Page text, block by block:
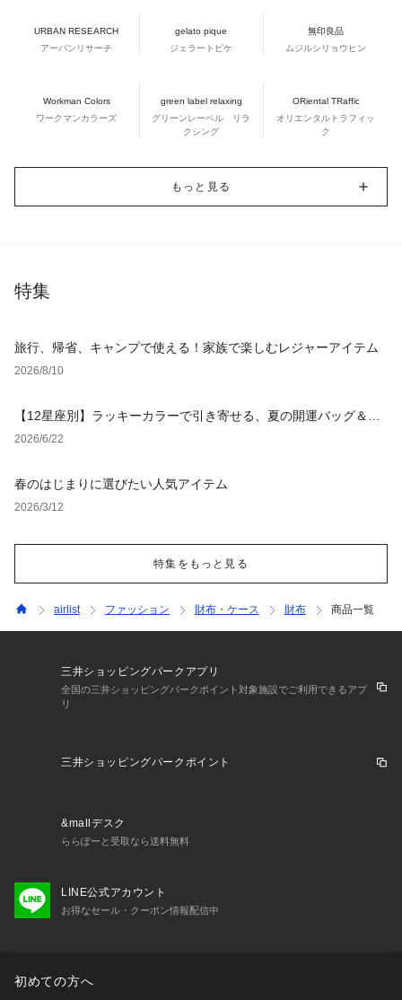
URBAN RESEARCH
アーバンリサーチ
gelato pique
ジェラートピケ
無印良品
ムジルシリョウヒン
Workman Colors
ワークマンカラーズ
green label relaxing
グリーンレーベル リラ
クシング
ORiental TRaffic
オリエンタルトラフィッ
ク
もっと見る
特集
旅行、帰省、キャンプで使える！家族で楽しむレジャーアイテム
2026/8/10
【12星座別】ラッキーカラーで引き寄せる、夏の開運バッグ＆小
物
2026/6/22
春のはじまりに選びたい人気アイテム
2026/3/12
特集をもっと見る
airlist ファッション 財布・ケース 財布 商品一覧
三井ショッピングパークアプリ
全国の三井ショッピングパークポイント対象施設でご利用できるアプ
リ
三井ショッピングパークポイント
&mallデスク
ららぽーと受取なら送料無料
LINE公式アカウント
お得なセール・クーポン情報配信中
初めての方へ